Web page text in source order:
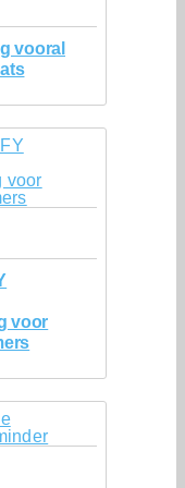
vooral
voor